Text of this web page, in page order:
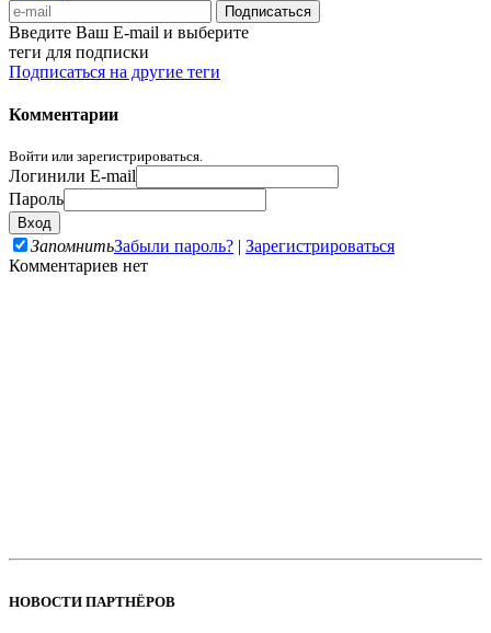
Введите Ваш E-mail и выберите
теги для подписки
Подписаться на другие теги
Комментарии
Войти или зарегистрироваться.
Логинили E-mail
Пароль
ЗапомнитьЗабыли пароль? | Зарегистрироваться
Комментариев нет
НОВОСТИ ПАРТНЁРОВ